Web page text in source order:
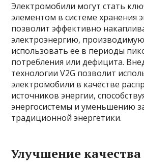
Электромобили могут стать
элементом в системе хранения
позволит эффективно
электроэнергию,
использовать ее в периоды
потребления или дефицита.
технологии V2G позволит
электромобили в качестве
источников энергии,
энергосистемы и уменьшению
традиционной энергетики.
Улучшение качества